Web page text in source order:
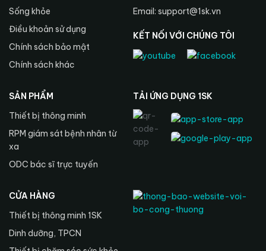
Sống khỏe
Điều khoản sử dụng
Chính sách bảo mật
Chính sách khác
Email: support@1sk.vn
KẾT NỐI VỚI CHÚNG TÔI
SẢN PHẨM
Thiết bị thông minh
RPM giám sát bệnh nhân từ
xa
ODC bác sĩ trực tuyến
TẢI ỨNG DỤNG 1SK
CỬA HÀNG
Thiết bị thông minh 1SK
Dinh dưỡng, TPCN